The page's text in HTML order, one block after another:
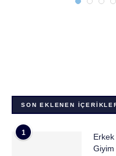
SON EKLENEN
1